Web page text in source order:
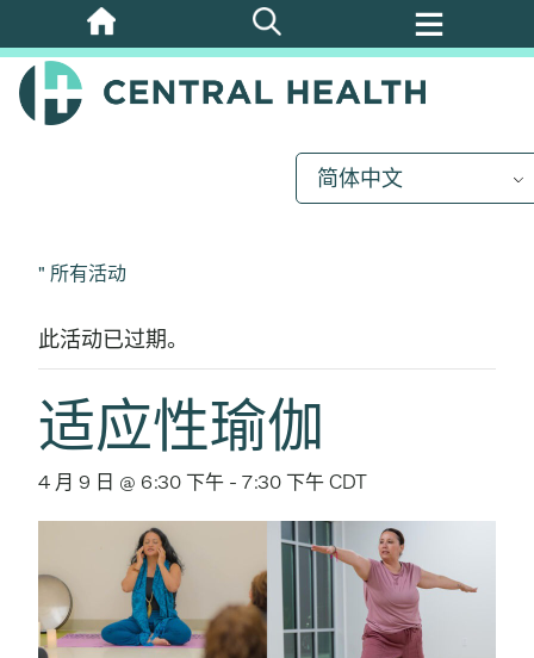
跳
至
主
简体中文
" 所有活动
此活动已过期。
适应性瑜伽
4 月 9 日 @ 6:30 下午 - 7:30 下午CDT